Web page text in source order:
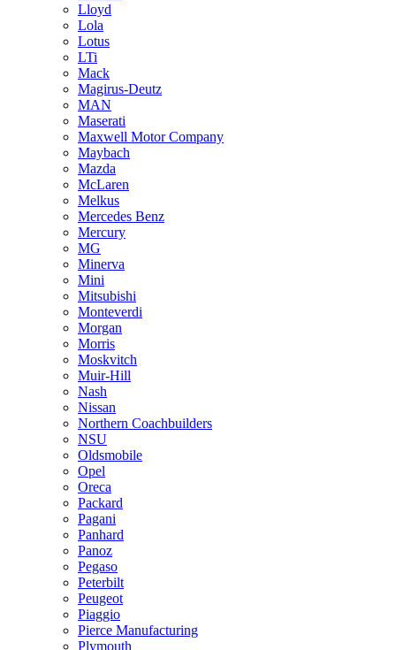
Lloyd
Lola
Lotus
LTi
Mack
Magirus-Deutz
MAN
Maserati
Maxwell Motor Company
Maybach
Mazda
McLaren
Melkus
Mercedes Benz
Mercury
MG
Minerva
Mini
Mitsubishi
Monteverdi
Morgan
Morris
Moskvitch
Muir-Hill
Nash
Nissan
Northern Coachbuilders
NSU
Oldsmobile
Opel
Oreca
Packard
Pagani
Panhard
Panoz
Pegaso
Peterbilt
Peugeot
Piaggio
Pierce Manufacturing
Plymouth